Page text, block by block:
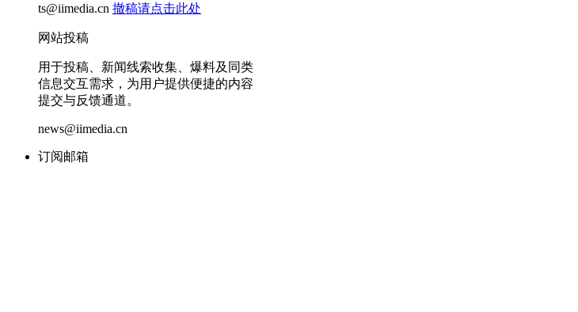
ts@iimedia.cn 撤稿请点击此处
网站投稿
用于投稿、新闻线索收集、爆料及同类
信息交互需求，为用户提供便捷的内容
提交与反馈通道。
news@iimedia.cn
订阅邮箱